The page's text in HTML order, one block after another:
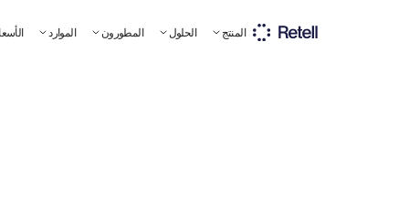
المنتج الحلول المطورون الموارد